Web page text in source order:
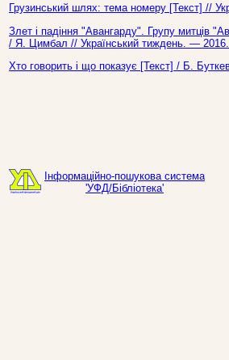
Грузинський шлях: тема номеру [Текст] //
Злет і падіння "Авангарду". Групу митців
/ Я. Цимбал // Український тиждень. —
Хто говорить і що показує [Текст] / Б.
Інформаційно-пошукова система
'УФД/Бібліотека'